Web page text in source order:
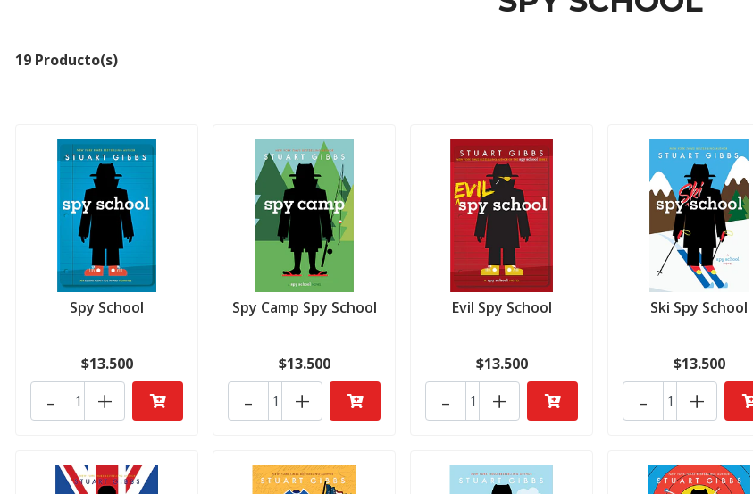
19 Producto(s)
Spy School
$13.500
+
-
Spy Camp Spy School
$13.500
+
-
Evil Spy School
$13.500
+
-
Ski Spy School
$13.500
+
-